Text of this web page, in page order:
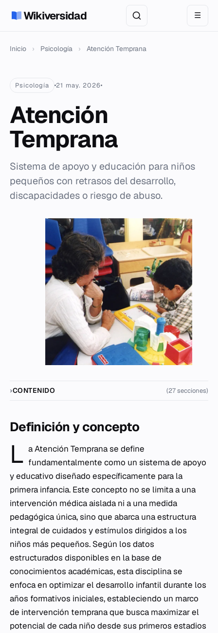
Wikiversidad ☰
Inicio › Psicología › Atención Temprana
Psicología 21 may. 2026
Atención
Temprana
Sistema de apoyo y educación para niños
pequeños con retrasos del desarrollo,
discapacidades o riesgo de abuso.
CONTENIDO (27 secciones)
Definición y concepto
L a Atención Temprana se define
fundamentalmente como un sistema de apoyo
y educativo diseñado específicamente para la
primera infancia. Este concepto no se limita a una
intervención médica aislada ni a una medida
pedagógica única, sino que abarca una estructura
integral de cuidados y estímulos dirigidos a los
niños más pequeños. Según los datos
estructurados disponibles en la base de
conocimientos académicas, esta disciplina se
enfoca en optimizar el desarrollo infantil durante los
años formativos iniciales, estableciendo un marco
de intervención temprana que busca maximizar el
potencial de cada niño desde sus primeros estadios